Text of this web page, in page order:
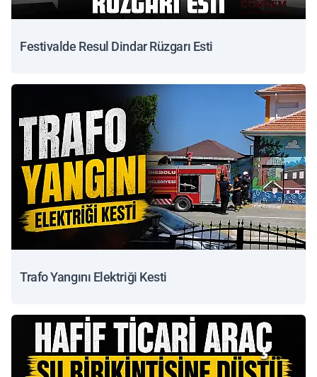
Festivalde Resul Dindar Rüzgarı Esti
Trafo Yangını Elektriği Kesti